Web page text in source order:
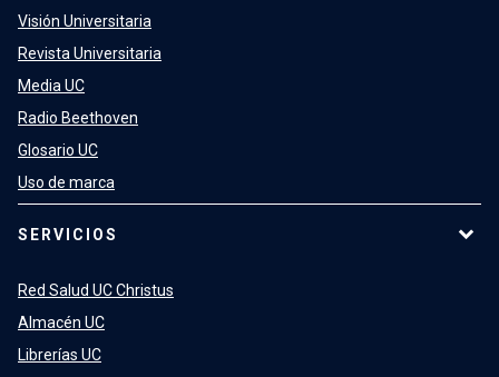
Visión Universitaria
Revista Universitaria
Media UC
Radio Beethoven
Glosario UC
Uso de marca
SERVICIOS
Red Salud UC Christus
Almacén UC
Librerías UC